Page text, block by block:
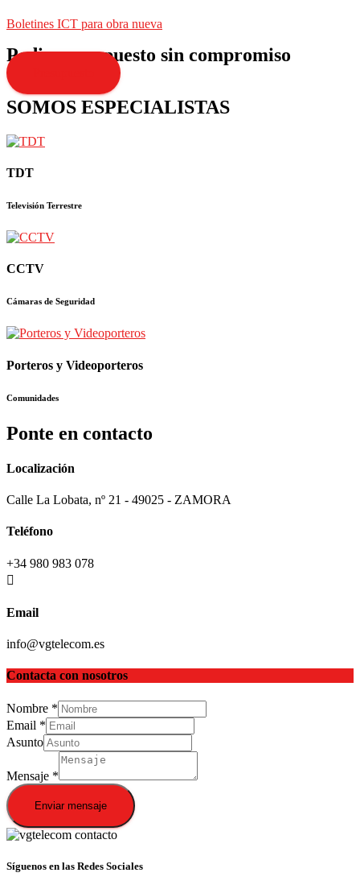
Boletines ICT para obra nueva
Pedir presupuesto sin compromiso
SOMOS ESPECIALISTAS
TDT
Televisión Terrestre
CCTV
Cámaras de Seguridad
Porteros y Videoporteros
Comunidades
Ponte en contacto
Localización
Calle La Lobata, nº 21 - 49025 - ZAMORA
Teléfono
+34 980 983 078
Email
info@vgtelecom.es
Contacta con nosotros
Nombre *
Email *
Asunto
Mensaje *
Enviar mensaje
Síguenos en las Redes Sociales